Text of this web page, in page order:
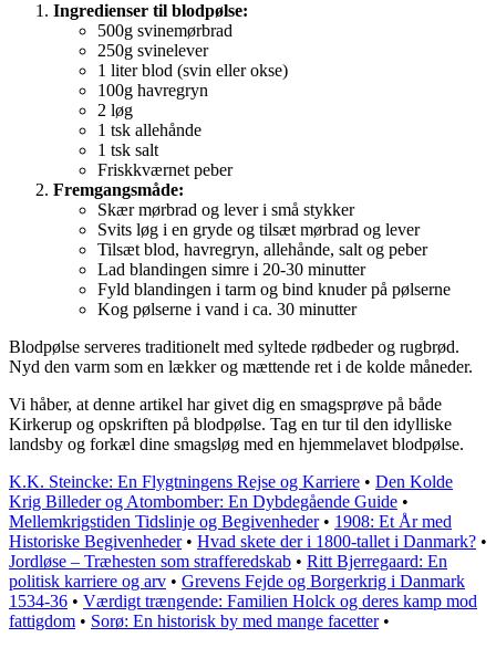
Ingredienser til blodpølse:
500g svinemørbrad
250g svinelever
1 liter blod (svin eller okse)
100g havregryn
2 løg
1 tsk allehånde
1 tsk salt
Friskkværnet peber
Fremgangsmåde:
Skær mørbrad og lever i små stykker
Svits løg i en gryde og tilsæt mørbrad og lever
Tilsæt blod, havregryn, allehånde, salt og peber
Lad blandingen simre i 20-30 minutter
Fyld blandingen i tarm og bind knuder på pølserne
Kog pølserne i vand i ca. 30 minutter
Blodpølse serveres traditionelt med syltede rødbeder og rugbrød.
Nyd den varm som en lækker og mættende ret i de kolde måneder.
Vi håber, at denne artikel har givet dig en smagsprøve på både
Kirkerup og opskriften på blodpølse. Tag en tur til den idylliske
landsby og forkæl dine smagsløg med en hjemmelavet blodpølse.
K.K. Steincke: En Flygtningens Rejse og Karriere • Den Kolde
Krig Billeder og Atombomber: En Dybdegående Guide •
Mellemkrigstiden Tidslinje og Begivenheder• 1908: Et År med
Historiske Begivenheder• Hvad skete der i 1800-tallet i Danmark? •
Jordløse – Træhesten som strafferedskab • Ritt Bjerregaard: En
politisk karriere og arv • Grevens Fejde og Borgerkrig i Danmark
1534-36 • Værdigt trængende: Familien Holck og deres kamp mod
fattigdom • Sorø: En historisk by med mange facetter•